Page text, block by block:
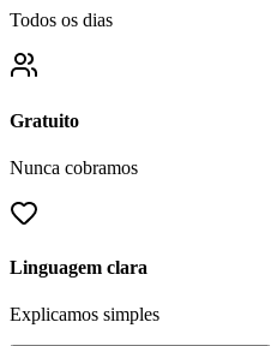
Todos os dias
Gratuito
Nunca cobramos
Linguagem clara
Explicamos simples